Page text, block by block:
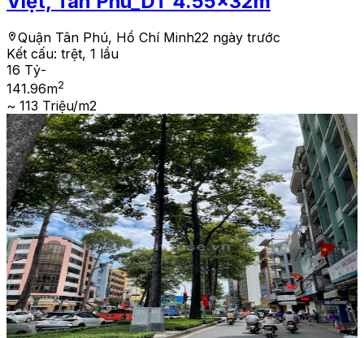
Quận Tân Phú, Hồ Chí Minh22 ngày trước
Kết cấu: trệt, 1 lầu
16 Tỷ-
141.96m2
~ 113 Triệu/m2